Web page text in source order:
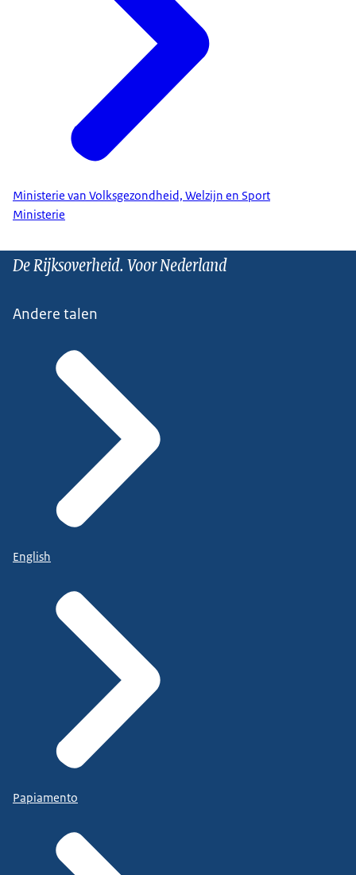
Ministerie van Volksgezondheid, Welzijn en Sport
Ministerie
De Rijksoverheid. Voor Nederland
Andere talen
English
Papiamento